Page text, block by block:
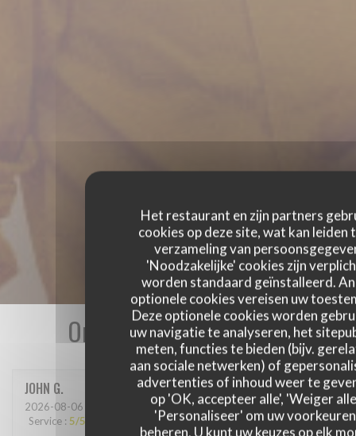
Het restaurant en zijn partners
cookies op deze site, wat kan leiden
verzameling van
'Noodzakelijke' cookies zijn
worden standaard geïnstalleerd.
optionele cookies vereisen uw
Deze optionele cookies worden
uw navigatie te analyseren, het
meten, functies te bieden (bijv.
aan sociale netwerken) of
advertenties of inhoud weer te
op 'OK, accepteer alle', 'Weiger
'Personaliseer' om uw
beheren. U kunt uw keuzes op elk
Onze gastbeoordelingen
JOHN G
2026-08-06 - 12:30 - Gasten 3
Service : 5/5 /5 Keuken:5/5 Kwaliteit / Prijs: 5/5